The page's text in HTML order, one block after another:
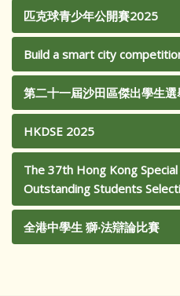
匹克球青少年公開賽2025
Build a smart city
第二十一屆沙田區傑出學生選
HKDSE 2025
The 37th Hong Kong
Outstanding Students
全港中學生 獅‧法辯論比賽